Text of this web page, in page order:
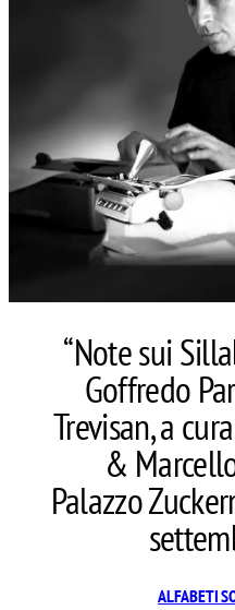
“Note sui
Goffredo
Trevisan, a
&
Palazzo
ALFABETI